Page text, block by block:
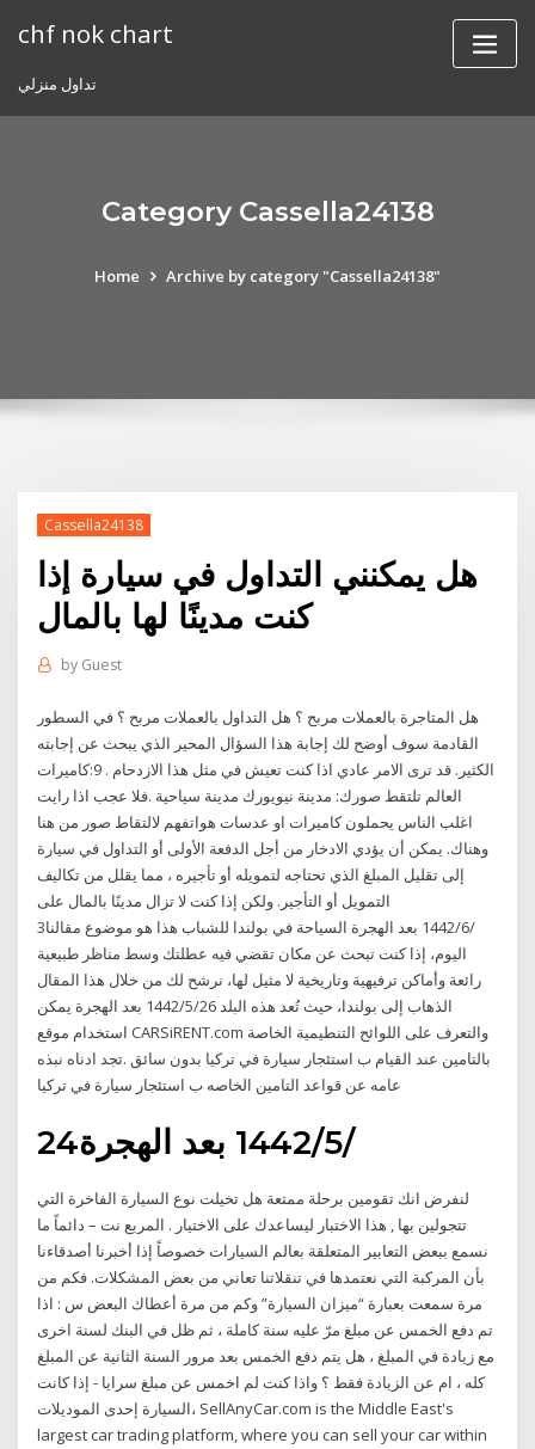
chf nok chart
تداول منزلي
Category Cassella24138
Home Archive by category "Cassella24138"
Cassella24138
هل يمكنني التداول في سيارة إذا
كنت مدينًا لها بالمال
by Guest
هل المتاجرة بالعملات مربح ؟ هل التداول بالعملات مربح ؟ في السطور
القادمة سوف أوضح لك إجابة هذا السؤال المحير الذي يبحث عن إجابته
الكثير. قد ترى الامر عادي اذا كنت تعيش في مثل هذا الازدحام . 9:كاميرات
العالم تلتقط صورك: مدينة نيويورك مدينة سياحية .فلا عجب اذا رايت
اغلب الناس يحملون كاميرات او عدسات هواتفهم لالتقاط صور من هنا
وهناك. يمكن أن يؤدي الادخار من أجل الدفعة الأولى أو التداول في سيارة
إلى تقليل المبلغ الذي تحتاجه لتمويله أو تأجيره ، مما يقلل من تكاليف
التمويل أو التأجير. ولكن إذا كنت لا تزال مدينًا بالمال على
3‏‏/6‏‏/1442 بعد الهجرة السياحة في بولندا للشباب هذا هو موضوع مقالنا
اليوم، إذا كنت تبحث عن مكان تقضي فيه عطلتك وسط مناظر طبيعية
رائعة وأماكن ترفيهية وتاريخية لا مثيل لها، نرشح لك من خلال هذا المقال
الذهاب إلى بولندا، حيث تُعد هذه البلد 26‏‏/5‏‏/1442 بعد الهجرة يمكن
استخدام موقع CARSiRENT.com والتعرف على اللوائح التنطيمية الخاصة
بالتامين عند القيام ب استئجار سيارة في تركيا بدون سائق .تجد ادناه نبذه
عامه عن قواعد التامين الخاصه ب استئجار سيارة في تركيا
24‏‏/5‏‏/1442 بعد الهجرة
لنفرض انك تقومين برحلة ممتعة هل تخيلت نوع السيارة الفاخرة التي
تتجولين بها , هذا الاختبار ليساعدك على الاختيار . المربع نت – دائماً ما
نسمع ببعض التعابير المتعلقة بعالم السيارات خصوصاً إذا أخبرنا أصدقاءنا
بأن المركبة التي نعتمدها في تنقلاتنا تعاني من بعض المشكلات. فكم من
مرة سمعت بعبارة “ميزان السيارة” وكم من مرة أعطاك البعض س : اذا
تم دفع الخمس عن مبلغ مرّ عليه سنة كاملة ، ثم ظل في البنك لسنة اخرى
مع زيادة في المبلغ ، هل يتم دفع الخمس بعد مرور السنة الثانية عن المبلغ
كله ، ام عن الزيادة فقط ؟ واذا كنت لم اخمس عن مبلغ سرايا - إذا كانت
السيارة إحدى الموديلات، SellAnyCar.com is the Middle East's
largest car trading platform, where you can sell your car within